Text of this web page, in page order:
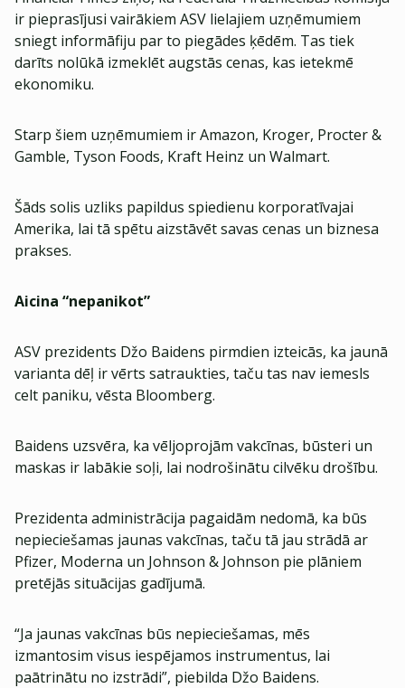
ir pieprasījusi vairākiem ASV lielajiem uzņēmumiem
sniegt informāfiju par to piegādes ķēdēm. Tas tiek
darīts nolūkā izmeklēt augstās cenas, kas ietekmē
ekonomiku.
Starp šiem uzņēmumiem ir Amazon, Kroger, Procter &
Gamble, Tyson Foods, Kraft Heinz un Walmart.
Šāds solis uzliks papildus spiedienu korporatīvajai
Amerika, lai tā spētu aizstāvēt savas cenas un biznesa
prakses.
Aicina “nepanikot”
ASV prezidents Džo Baidens pirmdien izteicās, ka jaunā
varianta dēļ ir vērts satraukties, taču tas nav iemesls
celt paniku, vēsta Bloomberg.
Baidens uzsvēra, ka vēljoprojām vakcīnas, būsteri un
maskas ir labākie soļi, lai nodrošinātu cilvēku drošību.
Prezidenta administrācija pagaidām nedomā, ka būs
nepieciešamas jaunas vakcīnas, taču tā jau strādā ar
Pfizer, Moderna un Johnson & Johnson pie plāniem
pretējās situācijas gadījumā.
“Ja jaunas vakcīnas būs nepieciešamas, mēs
izmantosim visus iespējamos instrumentus, lai
paātrinātu no izstrādi”, piebilda Džo Baidens.